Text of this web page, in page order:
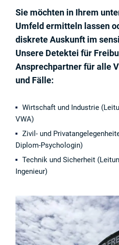
Sie möchten in Ihrem
Umfeld ermitteln lassen
diskrete Auskunft im
Unsere Detektei für
Ansprechpartner für alle
und Fälle:
Wirtschaft und Industrie
VWA)
Zivil- und
Diplom-Psychologin)
Technik und Sicherheit
Ingenieur)